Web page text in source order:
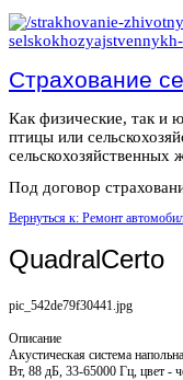
Страхование
Как физические, так и
птицы или
сельскохозяйственных
Под договор
Вернуться к: Ремонт
QuadralCerto
pic_542de79f30441.jpg
Описание
Акустическая система
Вт, 88 дБ, 33-65000 Гц, цвет -